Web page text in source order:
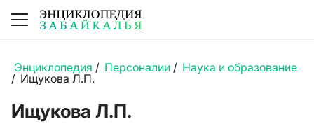
Энциклопедия / Персоналии / Наука и образование
/ Ищукова Л.П.
Ищукова Л.П.